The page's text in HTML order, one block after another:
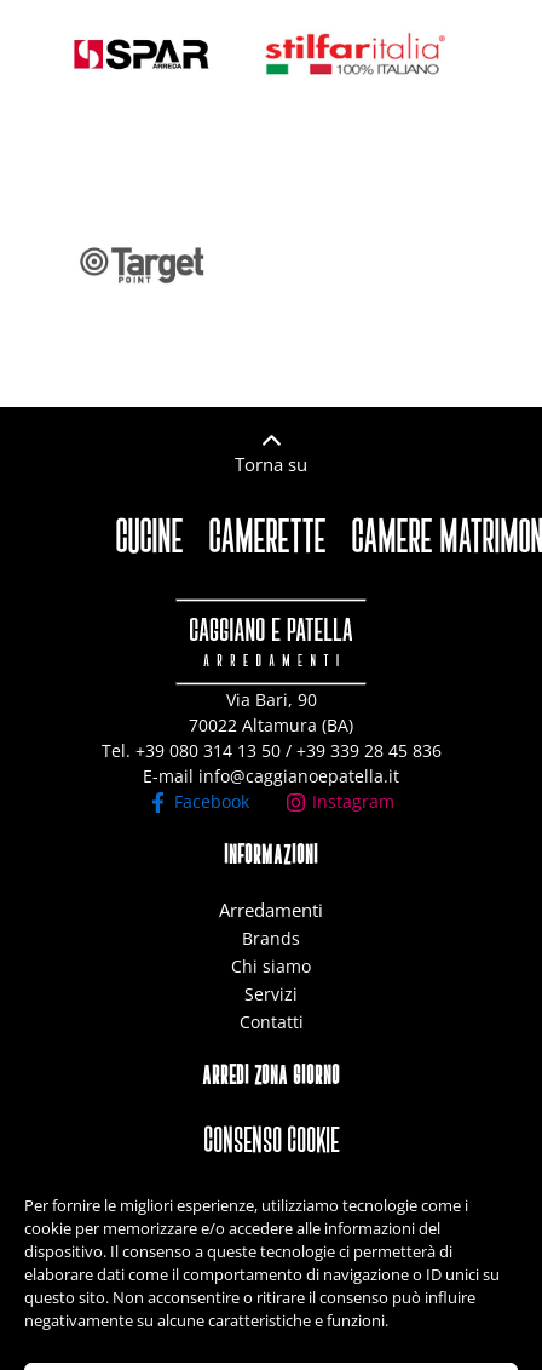
Consenso Cookie
Per fornire le migliori esperienze, utilizziamo tecnologie come i
cookie per memorizzare e/o accedere alle informazioni del
dispositivo. Il consenso a queste tecnologie ci permetterà di
elaborare dati come il comportamento di navigazione o ID unici su
questo sito. Non acconsentire o ritirare il consenso può influire
negativamente su alcune caratteristiche e funzioni.
Torna su
CUCINE CAMERETTE CAMERE
Via Bari, 90
70022 Altamura (BA)
Tel. +39 0​80 3​14 1​3 50 / +39 3​39 2​8 45 8​36
E-mail info@caggianoepatella.it
Facebook
Instagram
INFORMAZIONI
Arredamenti
Brands
Chi siamo
Servizi
Contatti
ARREDI ZONA GIORNO
Cucine
Living
Tavoli e sedie
ARREDI ZONA NOTTE
Camere matrimoniali
Camerette